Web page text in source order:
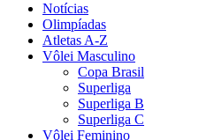
Notícias
Olimpíadas
Atletas A-Z
Vôlei Masculino
Copa Brasil
Superliga
Superliga B
Superliga C
Vôlei Feminino